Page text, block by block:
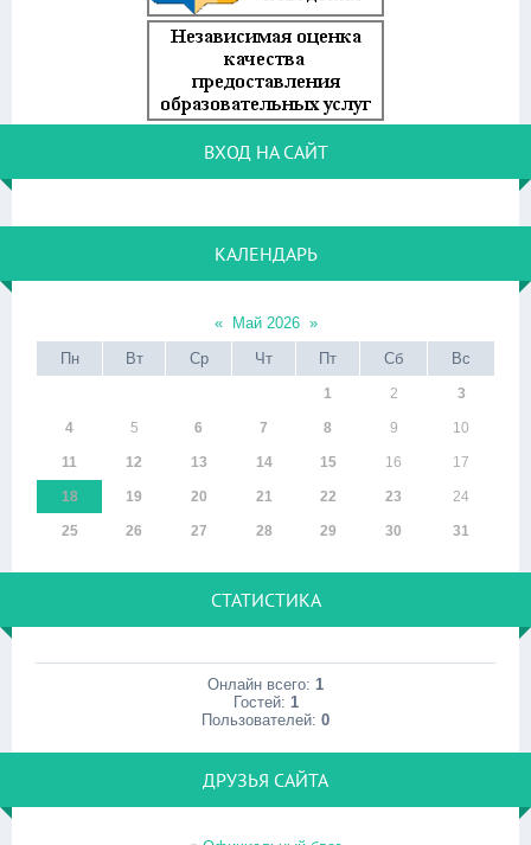
ВХОД НА САЙТ
КАЛЕНДАРЬ
« Май 2026 »
Пн
Вт Ср Чт Пт Сб Вс
1 2 3
4 5 6 7 8 9 10
11 12 13 14 15 16 17
18 19 20 21 22 23 24
25 26 27 28 29 30 31
СТАТИСТИКА
Онлайн всего: 1
Гостей: 1
Пользователей: 0
ДРУЗЬЯ САЙТА